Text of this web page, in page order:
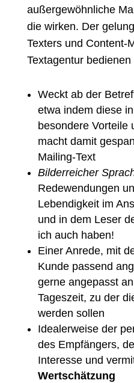
außergewöhnliche
die wirken. Der
Texters und Content-
Textagentur
Weckt ab der
etwa indem diese
besondere Vorteile
macht damit
Mailing-Text
Bilderreicher
Redewendungen
Lebendigkeit im
und in dem Leser
ich auch haben!
Einer Anrede, mit
Kunde passend
gerne angepasst
Tageszeit, zu der
werden sollen
Idealerweise der
des Empfängers,
Interesse und
Wertschätzung